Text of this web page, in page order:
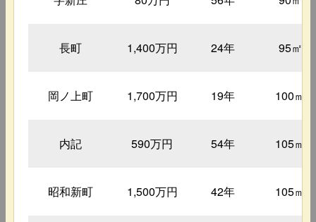
長町 1,400万円 24年 95㎡
岡ノ上町 1,700万円 19年 100㎡
内記 590万円 54年 105㎡
昭和新町 1,500万円 42年 105㎡